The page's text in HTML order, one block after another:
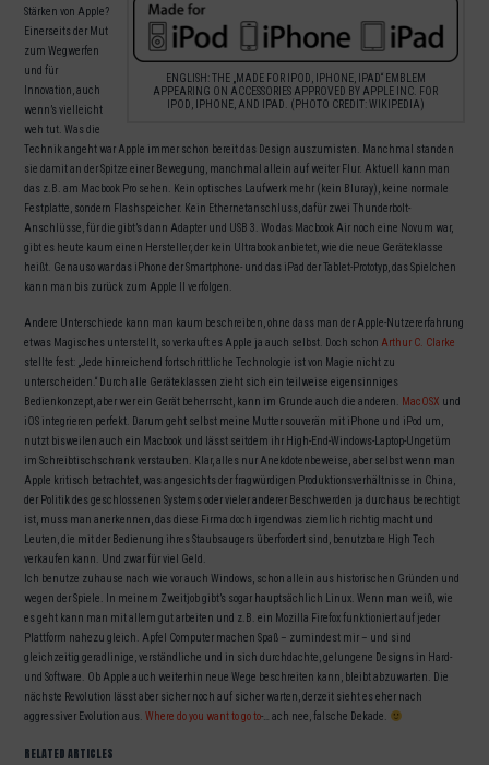
ENGLISH: THE „MADE FOR IPOD, IPHONE, IPAD“ EMBLEM
APPEARING ON ACCESSORIES APPROVED BY APPLE INC. FOR
IPOD, IPHONE, AND IPAD. (PHOTO CREDIT: WIKIPEDIA)
Stärken von Apple?
Einerseits der Mut
zum Wegwerfen
und für
Innovation, auch
wenn’s vielleicht
weh tut. Was die
Technik angeht war Apple immer schon bereit das Design auszumisten. Manchmal standen
sie damit an der Spitze einer Bewegung, manchmal allein auf weiter Flur. Aktuell kann man
das z.B. am Macbook Pro sehen. Kein optisches Laufwerk mehr (kein Bluray), keine normale
Festplatte, sondern Flashspeicher. Kein Ethernetanschluss, dafür zwei Thunderbolt-
Anschlüsse, für die gibt’s dann Adapter und USB 3. Wo das Macbook Air noch eine Novum war,
gibt es heute kaum einen Hersteller, der kein Ultrabook anbietet, wie die neue Geräteklasse
heißt. Genauso war das iPhone der Smartphone- und das iPad der Tablet-Prototyp, das Spielchen
kann man bis zurück zum Apple II verfolgen.
Andere Unterschiede kann man kaum beschreiben, ohne dass man der Apple-Nutzererfahrung
etwas Magisches unterstellt, so verkauft es Apple ja auch selbst. Doch schon Arthur C. Clarke
stellte fest: „Jede hinreichend fortschrittliche Technologie ist von Magie nicht zu
unterscheiden.“ Durch alle Geräteklassen zieht sich ein teilweise eigensinniges
Bedienkonzept, aber wer ein Gerät beherrscht, kann im Grunde auch die anderen. MacOSX und
iOS integrieren perfekt. Darum geht selbst meine Mutter souverän mit iPhone und iPod um,
nutzt bisweilen auch ein Macbook und lässt seitdem ihr High-End-Windows-Laptop-Ungetüm
im Schreibtischschrank verstauben. Klar, alles nur Anekdotenbeweise, aber selbst wenn man
Apple kritisch betrachtet, was angesichts der fragwürdigen Produktionsverhältnisse in China,
der Politik des geschlossenen Systems oder vieler anderer Beschwerden ja durchaus berechtigt
ist, muss man anerkennen, das diese Firma doch irgendwas ziemlich richtig macht und
Leuten, die mit der Bedienung ihres Staubsaugers überfordert sind, benutzbare High Tech
verkaufen kann. Und zwar für viel Geld.
Ich benutze zuhause nach wie vor auch Windows, schon allein aus historischen Gründen und
wegen der Spiele. In meinem Zweitjob gibt’s sogar hauptsächlich Linux. Wenn man weiß, wie
es geht kann man mit allem gut arbeiten und z.B. ein Mozilla Firefox funktioniert auf jeder
Plattform nahezu gleich. Apfel Computer machen Spaß – zumindest mir – und sind
gleichzeitig geradlinige, verständliche und in sich durchdachte, gelungene Designs in Hard-
und Software. Ob Apple auch weiterhin neue Wege beschreiten kann, bleibt abzuwarten. Die
nächste Revolution lässt aber sicher noch auf sicher warten, derzeit sieht es eher nach
aggressiver Evolution aus.Where do you want to go to-… ach nee, falsche Dekade.
RELATED ARTICLES